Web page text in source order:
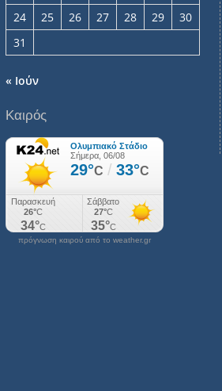
24
25 26 27 28 29
30
31
« Ιούν
Καιρός
πρόγνωση καιρού από το weather.gr